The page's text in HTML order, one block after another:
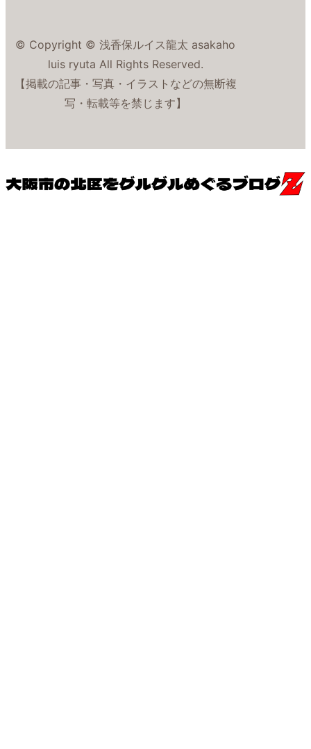
© Copyright © 浅香保ルイス龍太 asakaho
luis ryuta All Rights Reserved.
【掲載の記事・写真・イラストなどの無断複
写・転載等を禁じます】